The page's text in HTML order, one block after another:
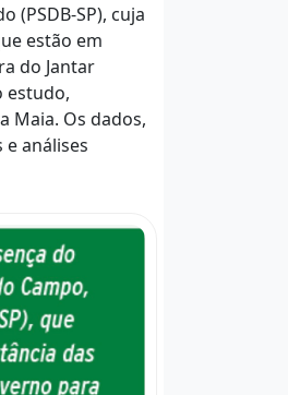
(PSDB-SP), cuja
estão em
do Jantar
estudo,
Maia. Os dados,
análises